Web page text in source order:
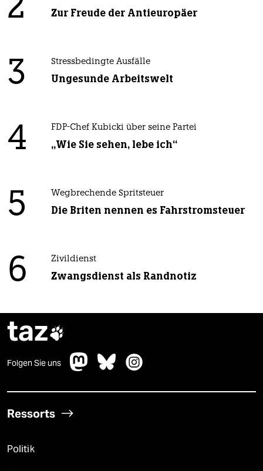
2 Zur Freude der Antieuropäer
3 Stressbedingte Ausfälle
Ungesunde Arbeitswelt
4 FDP-Chef Kubicki über seine Partei
„Wie Sie sehen, lebe ich“
5 Wegbrechende Spritsteuer
Die Briten nennen es Fahrstromsteuer
6 Zivildienst
Zwangsdienst als Randnotiz
taz
Folgen Sie uns
Ressorts
Politik